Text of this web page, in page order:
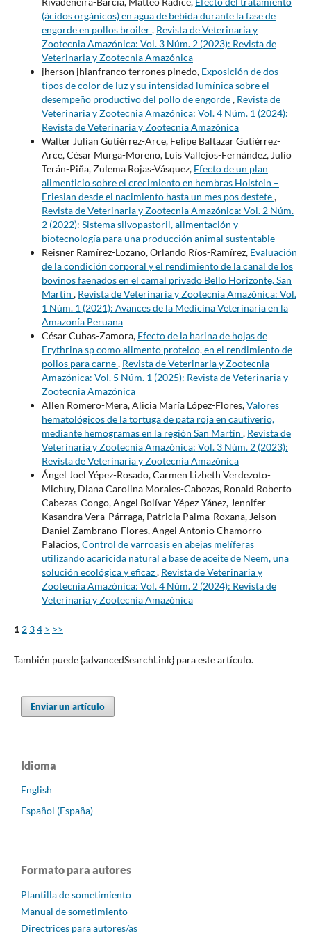
(ácidos orgánicos) en agua de bebida durante la fase de
engorde en pollos broiler, Revista de Veterinaria y
Zootecnia Amazónica: Vol. 3 Núm. 2 (2023): Revista de
Veterinaria y Zootecnia Amazónica
jherson jhianfranco terrones pinedo, Exposición de dos
tipos de color de luz y su intensidad lumínica sobre el
desempeño productivo del pollo de engorde, Revista de
Veterinaria y Zootecnia Amazónica: Vol. 4 Núm. 1 (2024):
Revista de Veterinaria y Zootecnia Amazónica
Walter Julian Gutiérrez-Arce, Felipe Baltazar Gutiérrez-
Arce, César Murga-Moreno, Luis Vallejos-Fernández, Julio
Terán-Piña, Zulema Rojas-Vásquez, Efecto de un plan
alimenticio sobre el crecimiento en hembras Holstein –
Friesian desde el nacimiento hasta un mes pos destete,
Revista de Veterinaria y Zootecnia Amazónica: Vol. 2 Núm.
2 (2022): Sistema silvopastoril, alimentación y
biotecnología para una producción animal sustentable
Reisner Ramírez-Lozano, Orlando Ríos-Ramírez, Evaluación
de la condición corporal y el rendimiento de la canal de los
bovinos faenados en el camal privado Bello Horizonte, San
Martín , Revista de Veterinaria y Zootecnia Amazónica: Vol.
1 Núm. 1 (2021): Avances de la Medicina Veterinaria en la
Amazonía Peruana
César Cubas-Zamora, Efecto de la harina de hojas de
Erythrina sp como alimento proteico, en el rendimiento de
pollos para carne, Revista de Veterinaria y Zootecnia
Amazónica: Vol. 5 Núm. 1 (2025): Revista de Veterinaria y
Zootecnia Amazónica
Allen Romero-Mera, Alicia María López-Flores,Valores
hematológicos de la tortuga de pata roja en cautiverio,
mediante hemogramas en la región San Martín , Revista de
Veterinaria y Zootecnia Amazónica: Vol. 3 Núm. 2 (2023):
Revista de Veterinaria y Zootecnia Amazónica
Ángel Joel Yépez-Rosado, Carmen Lizbeth Verdezoto-
Michuy, Diana Carolina Morales-Cabezas, Ronald Roberto
Cabezas-Congo, Angel Bolívar Yépez-Yánez, Jennifer
Kasandra Vera-Párraga, Patricia Palma-Roxana, Jeison
Daniel Zambrano-Flores, Angel Antonio Chamorro-
Palacios,Control de varroasis en abejas melíferas
utilizando acaricida natural a base de aceite de Neem, una
solución ecológica y eficaz, Revista de Veterinaria y
Zootecnia Amazónica: Vol. 4 Núm. 2 (2024): Revista de
Veterinaria y Zootecnia Amazónica
1 2 34 > >>
También puede {advancedSearchLink} para este artículo.
Enviar un artículo
Idioma
English
Español (España)
Formato para autores
Plantilla de sometimiento
Manual de sometimiento
Directrices para autores/as